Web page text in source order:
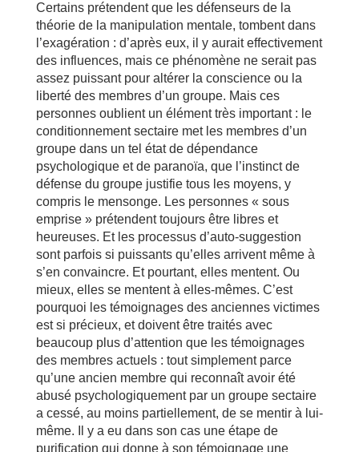
Certains prétendent que les défenseurs de la
théorie de la manipulation mentale, tombent dans
l’exagération : d’après eux, il y aurait effectivement
des influences, mais ce phénomène ne serait pas
assez puissant pour altérer la conscience ou la
liberté des membres d’un groupe. Mais ces
personnes oublient un élément très important : le
conditionnement sectaire met les membres d’un
groupe dans un tel état de dépendance
psychologique et de paranoïa, que l’instinct de
défense du groupe justifie tous les moyens, y
compris le mensonge. Les personnes « sous
emprise » prétendent toujours être libres et
heureuses. Et les processus d’auto-suggestion
sont parfois si puissants qu’elles arrivent même à
s’en convaincre. Et pourtant, elles mentent. Ou
mieux, elles se mentent à elles-mêmes. C’est
pourquoi les témoignages des anciennes victimes
est si précieux, et doivent être traités avec
beaucoup plus d’attention que les témoignages
des membres actuels : tout simplement parce
qu’une ancien membre qui reconnaît avoir été
abusé psychologiquement par un groupe sectaire
a cessé, au moins partiellement, de se mentir à lui-
même. Il y a eu dans son cas une étape de
purification qui donne à son témoignage une